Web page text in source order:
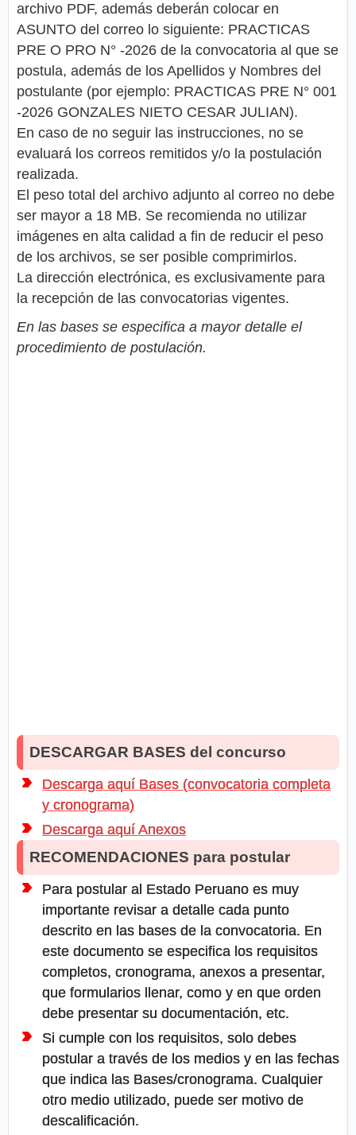
archivo PDF, además deberán colocar en
ASUNTO del correo lo siguiente: PRACTICAS
PRE O PRO N° -2026 de la convocatoria al que se
postula, además de los Apellidos y Nombres del
postulante (por ejemplo: PRACTICAS PRE N° 001
-2026 GONZALES NIETO CESAR JULIAN).
En caso de no seguir las instrucciones, no se
evaluará los correos remitidos y/o la postulación
realizada.
El peso total del archivo adjunto al correo no debe
ser mayor a 18 MB. Se recomienda no utilizar
imágenes en alta calidad a fin de reducir el peso
de los archivos, se ser posible comprimirlos.
La dirección electrónica, es exclusivamente para
la recepción de las convocatorias vigentes.
En las bases se especifica a mayor detalle el
procedimiento de postulación.
DESCARGAR BASES del concurso
Descarga aquí Bases (convocatoria completa
y cronograma)
Descarga aquí Anexos
RECOMENDACIONES para postular
Para postular al Estado Peruano es muy
importante revisar a detalle cada punto
descrito en las bases de la convocatoria. En
este documento se especifica los requisitos
completos, cronograma, anexos a presentar,
que formularios llenar, como y en que orden
debe presentar su documentación, etc.
Si cumple con los requisitos, solo debes
postular a través de los medios y en las fechas
que indica las Bases/cronograma. Cualquier
otro medio utilizado, puede ser motivo de
descalificación.